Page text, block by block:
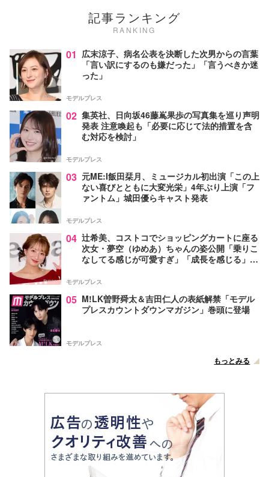
記事ランキング
RANKING
01 広末涼子、病名公表を決断した次男からの言葉
「言い訳にするのも嫌だった」「言うべきか迷
った」
モデルプレス
02 集英社、日向坂46藤嶌果歩の写真集を巡り声明
発表 注意喚起も「必要に応じて法的措置を含
む対応を検討」
モデルプレス
03 元ME:I飯田栞月、ミュージカル初出演「この上
ない喜びとともに大変光栄」4年ぶり上演「フ
ァントム」城田優らキャスト発表
モデルプレス
04 辻希美、コストコでショッピングカートに座る
次女・夢空（ゆめあ）ちゃんの姿公開「乗りこ
なしてる感じが可愛すぎ」「成長を感じる」の
モデルプレス
05 M!LK曽野舜太＆吉田仁人の表紙解禁「モデル
プレスカウントダウンマガジン」巻頭に登場
モデルプレス
もっとみる